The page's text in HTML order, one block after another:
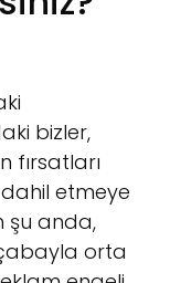
bizler,
fırsatları
etmeye
şu anda,
orta